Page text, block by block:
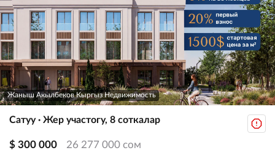
Жаныш Акылбеков Кыргыз Недвижимость
Сатуу · Жер участогу, 8 соткалар
$ 300 000 26 277 000 сом